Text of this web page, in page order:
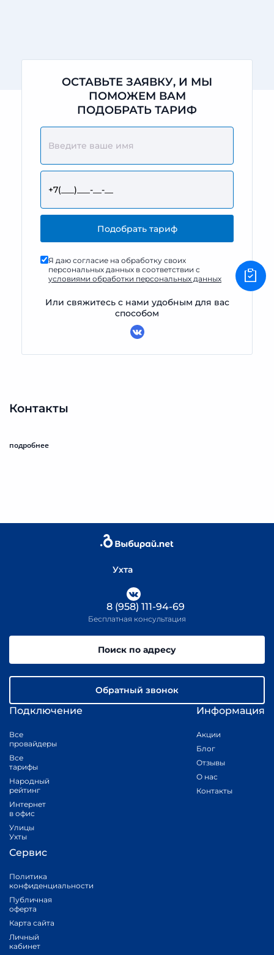
ОСТАВЬТЕ ЗАЯВКУ, И МЫ
ПОМОЖЕМ ВАМ
ПОДОБРАТЬ ТАРИФ
Я даю согласие на обработку своих
персональных данных в соответствии с
условиями обработки персональных данных
Или свяжитесь с нами удобным для вас
способом
Контакты
подробнее
Ухта
Подключение
Все
провайдеры
Все
тарифы
Народный
рейтинг
Интернет
в офис
Улицы
Ухты
Информация
Акции
Блог
Отзывы
О нас
Контакты
Сервис
Политика
конфиденциальности
Публичная
оферта
Карта сайта
Личный
кабинет
8 (958) 111-94-69
Бесплатная консультация
Поиск по адресу
Обратный звонок